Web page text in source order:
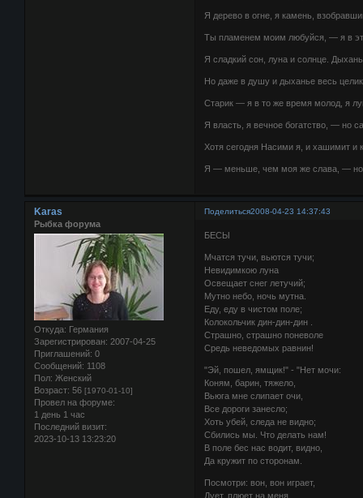
Я дерево в огне, я камень,
Ты пламенем моим любуйся, — я в
Я сладкий сон, луна и солнце.
Но даже в душу и дыханье весь
Старик — я в то же время молод, я
Я власть, я вечное богатство, — но
Хотя сегодня Насими я, и хашимит и
Я — меньше, чем моя же слава, — но
Поделиться2008-04-23 14:37:43
Karas
Рыбка форума
Откуда: Германия
Зарегистрирован: 2007-04-25
Приглашений: 0
Сообщений: 1108
Пол: Женский
Возраст: 56 [1970-01-10]
Провел на форуме:
1 день 1 час
Последний визит:
2023-10-13 13:23:20
БЕСЫ
Мчатся тучи, вьются тучи;
Невидимкою луна
Освещает снег летучий;
Мутно небо, ночь мутна.
Еду, еду в чистом поле;
Колокольчик дин-дин-дин .
Страшно, страшно поневоле
Средь неведомых равнин!
"Эй, пошел, ямщик!" - "Нет мочи:
Коням, барин, тяжело,
Вьюга мне слипает очи,
Все дороги занесло;
Хоть убей, следа не видно;
Сбились мы. Что делать нам!
В поле бес нас водит, видно,
Да кружит по сторонам.
Посмотри: вон, вон играет,
Дует, плюет на меня,